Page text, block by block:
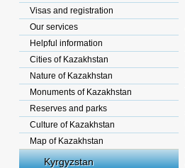
Visas and registration
Our services
Helpful information
Cities of Kazakhstan
Nature of Kazakhstan
Monuments of Kazakhstan
Reserves and parks
Culture of Kazakhstan
Map of Kazakhstan
Kyrgyzstan